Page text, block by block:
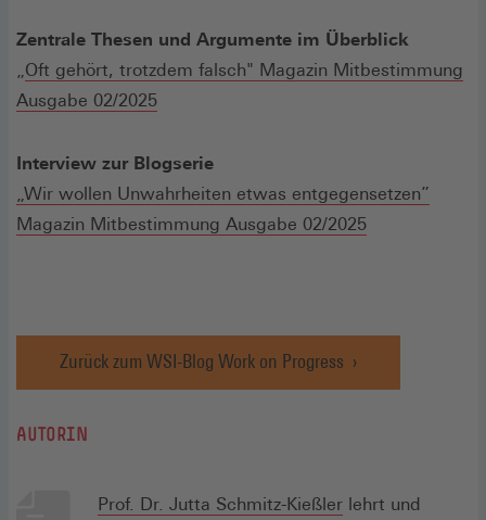
Zentrale Thesen und Argumente im Überblick
„Oft gehört, trotzdem falsch" Magazin Mitbestimmung
Ausgabe 02/2025
Interview zur Blogserie
„Wir wollen Unwahrheiten etwas entgegensetzen”
Magazin Mitbestimmung Ausgabe 02/2025
Zurück zum WSI-Blog Work on Progress
AUTORIN
Prof. Dr. Jutta Schmitz-Kießler(Öffnet
lehrt und